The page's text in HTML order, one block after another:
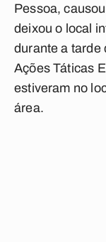
Pessoa,
deixou o local
durante a tarde
Ações Táticas
estiveram no
área.